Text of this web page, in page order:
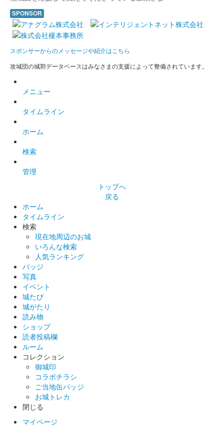
SPONSOR
スポンサーからのメッセージや紹介はこちら
攻城団の城郭データベースはみなさまの支援によって整備されています。
メニュー
タイムライン
ホーム
検索
管理
トップへ
戻る
ホーム
タイムライン
検索
現在地周辺のお城
いろんな検索
人気ランキング
バッジ
写真
イベント
城たび
城がたり
読み物
ショップ
読者投稿欄
ルーム
コレクション
御城印
コラボチラシ
ご当地缶バッジ
お城トレカ
閉じる
マイページ